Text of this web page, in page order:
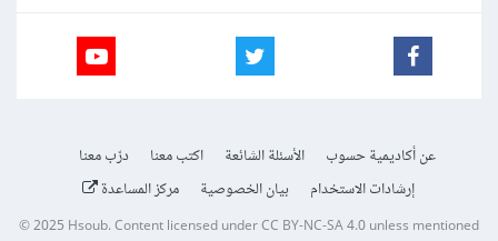
عن أكاديمية حسوب الأسئلة الشائعة اكتب معنا
درّب معنا
إرشادات الاستخدام
بيان الخصوصية مركز المساعدة
© 2025Hsoub.Content licensed underCC BY-NC-SA 4.0unless mentioned